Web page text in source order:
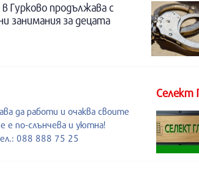
Гурково продължава с
занимания за децата
да работи и очаква своите
е по-слънчева и уютна!
088 888 75 25
Селект